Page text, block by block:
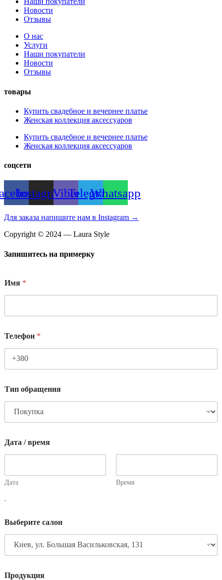
Новости
Отзывы
О нас
Услуги
Наши покупатели
Новости
Отзывы
товары
Купить свадебное и вечернее платье
Женская коллекция аксессуаров
Купить свадебное и вечернее платье
Женская коллекция аксессуаров
соцсети
InstagramViberTelegramWhatsapp
Для заказа напишите нам в Instagram →
Copyright © 2024 — Laura Style
Запишитесь на примерку
Имя *
Телефон *
Тип обращения
Дата / время
Дата Время
Выберите салон
Продукция